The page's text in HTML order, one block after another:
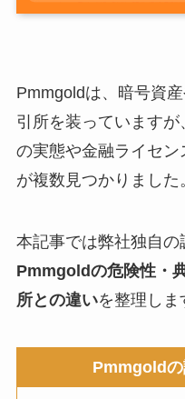
Pmmgoldは、暗号資
引所を装っています
の実態や金融ライセ
が複数見つかりました
本記事では弊社独自の
Pmmgoldの危険性・
所との違いを整理しま
Pmmgold